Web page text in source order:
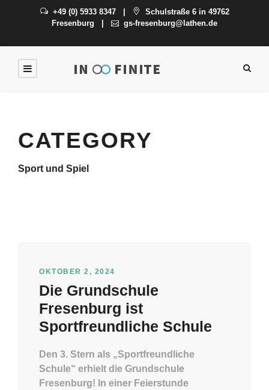
+49 (0) 5933 8347|
Schulstraße 6 in 49762
Fresenburg
gs-fresenburg@lathen.de
CATEGORY
Sport und Spiel
OKTOBER 2, 2024
Die Grundschule
Fresenburg ist
Sportfreundliche Schule
Den 3. Stern als „Sportfreundliche
Schule“ erhielt die Grundschule
Fresenburg! In einer Feierstunde